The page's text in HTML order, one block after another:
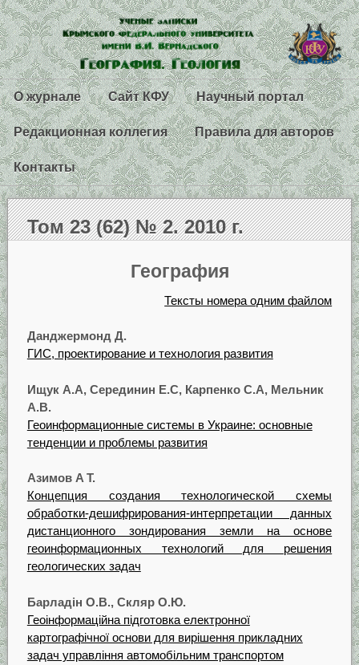
О журнале Сайт КФУ Научный портал
Редакционная коллегия Правила для авторов
Контакты
Том 23 (62) № 2. 2010 г.
География
Тексты номера одним файлом
Данджермонд Д.
ГИС, проектирование и технология развития
Ищук А.А, Серединин Е.С, Карпенко C.A, Мельник
А.В.
Геоинформационные системы в Украине: основные
тенденции и проблемы развития
Азимов A T.
Концепция создания технологической схемы
обработки-дешифрирования-интерпретации данных
дистанционного зондирования земли на основе
геоинформационных технологий для решения
геологических задач
Барладін О.В., Скляр О.Ю.
Геоінформаційна підготовка електронної
картографічної основи для вирішення прикладних
задач управління автомобільним транспортом